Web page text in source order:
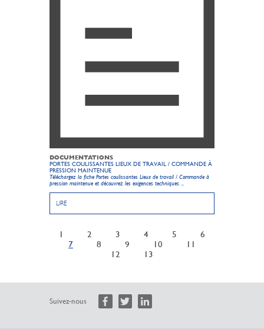
DOCUMENTATIONS
PORTES COULISSANTES LIEUX DE TRAVAIL / COMMANDE À
PRESSION MAINTENUE
Téléchargez la fiche Portes coulissantes Lieux de travail / Commande à
pression maintenue et découvrez les exigences techniques ...
LIRE
1 2 3 4 5
6
7
8 9 10
11
12
13
Suivez-nous